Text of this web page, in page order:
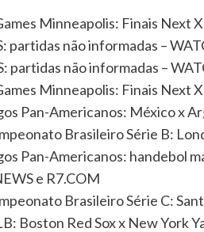
Minneapolis: Finais Next
partidas não informadas –
partidas não informadas –
Minneapolis: Finais Next
Pan-Americanos: México x
Brasileiro Série B:
Pan-Americanos: handebol
e R7.COM
Brasileiro Série C:
Boston Red Sox x New York